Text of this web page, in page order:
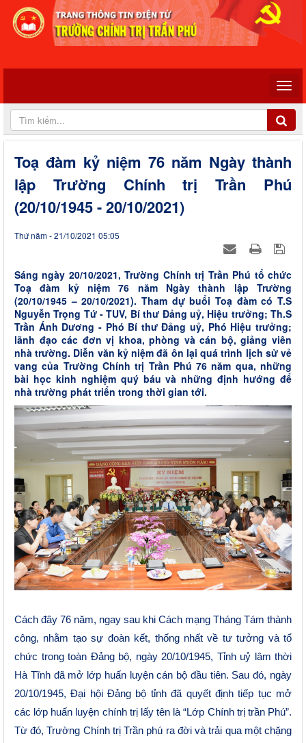
Toạ đàm kỷ niệm 76 năm Ngày thành
lập Trường Chính trị Trần Phú
(20/10/1945 - 20/10/2021)
Thứ năm - 21/10/2021 05:05
Sáng ngày 20/10/2021, Trường Chính trị Trần Phú tổ chức
Toạ đàm kỷ niệm 76 năm Ngày thành lập Trường
(20/10/1945 – 20/10/2021). Tham dự buổi Toạ đàm có T.S
Nguyễn Trọng Tứ - TUV, Bí thư Đảng uỷ, Hiệu trưởng; Th.S
Trần Ánh Dương - Phó Bí thư Đảng uỷ, Phó Hiệu trưởng;
lãnh đạo các đơn vị khoa, phòng và cán bộ, giảng viên
nhà trường. Diễn văn kỷ niệm đã ôn lại quá trình lịch sử vẻ
vang của Trường Chính trị Trần Phú 76 năm qua, những
bài học kinh nghiệm quý báu và những định hướng để
nhà trường phát triển trong thời gian tới.
Cách đây 76 năm, ngay sau khi Cách mạng Tháng Tám thành
công, nhằm tạo sự đoàn kết, thống nhất về tư tưởng và tổ
chức trong toàn Đảng bộ, ngày 20/10/1945, Tỉnh uỷ lâm thời
Hà Tĩnh đã mở lớp huấn luyện cán bộ đầu tiên. Sau đó, ngày
20/10/1945, Đại hội Đảng bộ tỉnh đã quyết định tiếp tục mở
các lớp huấn luyện chính trị lấy tên là “Lớp Chính trị trần Phú”.
Từ đó, Trường Chính trị Trần phú ra đời và trải qua một chặng